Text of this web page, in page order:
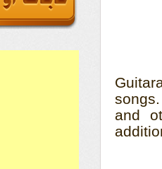
and